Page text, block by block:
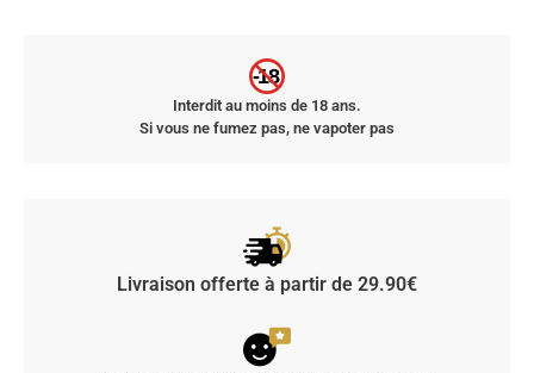
-18
Interdit au moins de 18 ans.
Si vous ne fumez pas, ne vapoter pas
Livraison offerte à partir de 29.90€